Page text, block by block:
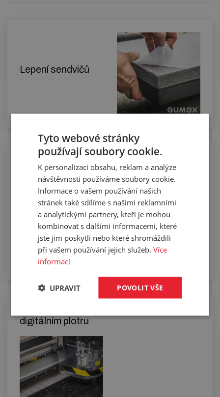
Lepení sendvičů
Řezání dlouhých celků podlahovin na
digitálním plotru
Tyto webové stránky
používají soubory cookie.
K personalizaci obsahu, reklam a analýze
návštěvnosti používáme soubory cookie.
Informace o vašem používání našich
stránek také sdílíme s našimi reklamními
a analytickými partnery, kteří je mohou
kombinovat s dalšími informacemi, které
jste jim poskytli nebo které shromáždili
při vašem používání jejich služeb.Více
informací
POVOLIT VŠE
UPRAVIT